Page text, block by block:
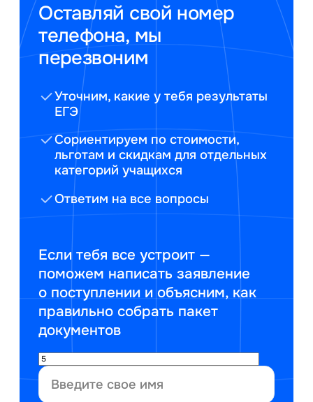
Оставляй свой номер
телефона, мы
перезвоним
Уточним, какие у тебя результаты
ЕГЭ
Сориентируем по стоимости,
льготам и скидкам для отдельных
категорий учащихся
Ответим на все вопросы
Если тебя все устроит —
поможем написать заявление
о поступлении и объясним, как
правильно собрать пакет
документов